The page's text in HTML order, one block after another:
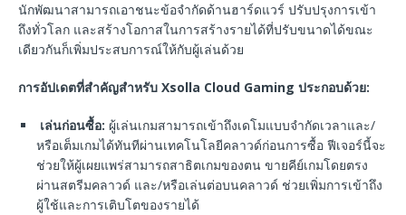
นักพัฒนาสามารถเอาชนะข้อจำกัดด้านฮาร์ดแวร์ ปรับปรุงการเข้า
ถึงทั่วโลก และสร้างโอกาสในการสร้างรายได้ที่ปรับขนาดได้ขณะ
เดียวกันก็เพิ่มประสบการณ์ให้กับผู้เล่นด้วย
การอัปเดตที่สำคัญสำหรับ Xsolla Cloud Gaming ประกอบด้วย:
เล่นก่อนซื้อ: ผู้เล่นเกมสามารถเข้าถึงเดโมแบบจำกัดเวลาและ/
หรือเต็มเกมได้ทันทีผ่านเทคโนโลยีคลาวด์ก่อนการซื้อ ฟีเจอร์นี้จะ
ช่วยให้ผู้เผยแพร่สามารถสาธิตเกมของตน ขายคีย์เกมโดยตรง
ผ่านสตรีมคลาวด์ และ/หรือเล่นต่อบนคลาวด์ ช่วยเพิ่มการเข้าถึง
ผู้ใช้และการเติบโตของรายได้